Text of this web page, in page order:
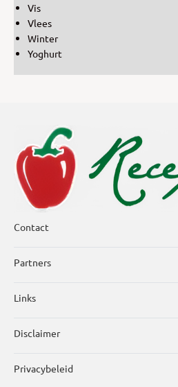
Vis
Vlees
Winter
Yoghurt
Contact
Partners
Links
Disclaimer
Privacybeleid